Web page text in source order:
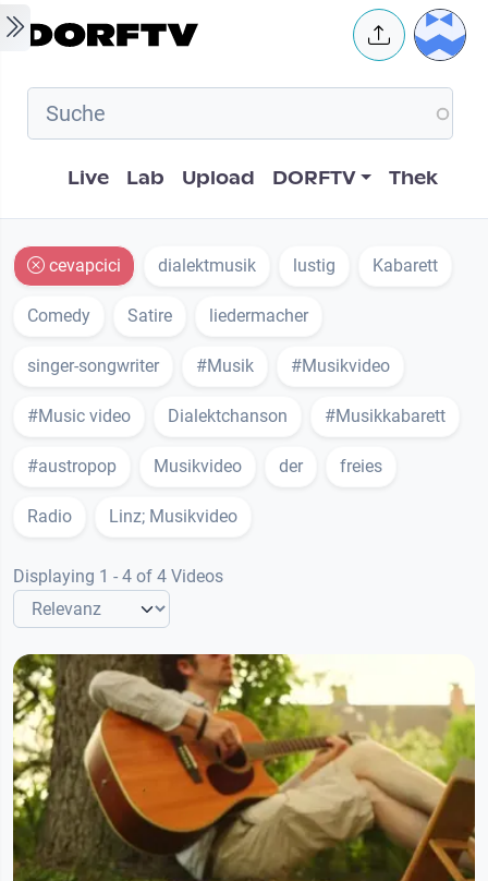
Skip to main content User
Hauptnavigation
Live Lab Upload DORFTV Thek
cevapcici dialektmusik lustig Kabarett
Comedy Satire liedermacher
singer-songwriter #Musik #Musikvideo
#Music video Dialektchanson #Musikkabarett
#austropop Musikvideo der freies
Radio Linz; Musikvideo
Displaying 1 - 4 of 4 Videos